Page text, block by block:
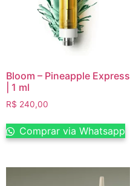
Bloom – Pineapple Express
| 1 ml
R$ 240,00
Comprar via Whatsapp